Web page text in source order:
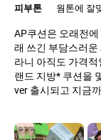
피부톤
웜톤에 잘
AP쿠션은 오래전
래 쓰긴 부담스러
라니 아직도 가격
랜드 지방* 쿠션을
ver 출시되고 지금
션 후기를 보고 지
자석으로 여닫는건